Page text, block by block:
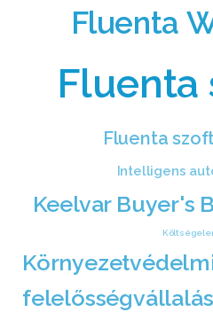
Fluenta
Fluenta
Fluenta
Intelligens
Keelvar Buyer's
felelősségvállalás